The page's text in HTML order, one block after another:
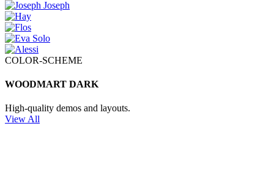
COLOR-SCHEME
WOODMART DARK
High-quality demos and layouts.
View All